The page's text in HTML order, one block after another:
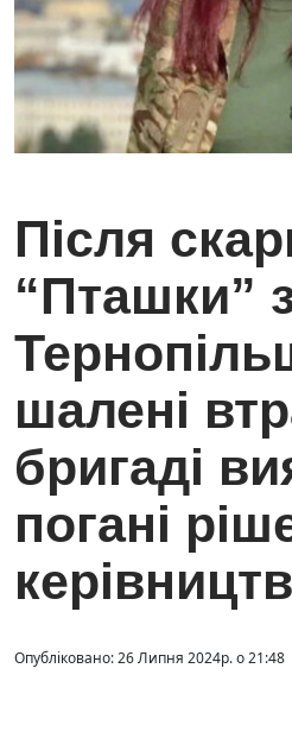
Після
“Пташки”
шалені
бригаді
погані
Опубліковано: 26 Липня 2024р. о 21:48